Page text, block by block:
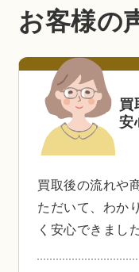
お客様の
買
安
買取後の流れや
ただいて、わか
く安心できました